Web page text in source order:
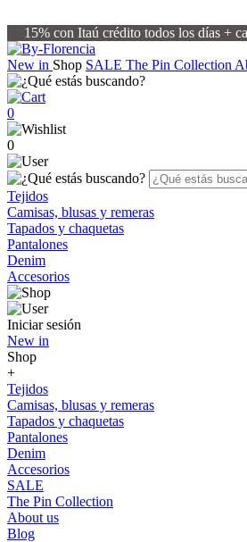
15% con Itaú crédito todos los días +
New in Shop SALE The Pin Collection
0
0
Tejidos
Camisas, blusas y remeras
Tapados y chaquetas
Pantalones
Denim
Accesorios
Iniciar sesión
New in
Shop
+
Tejidos
Camisas, blusas y remeras
Tapados y chaquetas
Pantalones
Denim
Accesorios
SALE
The Pin Collection
About us
Blog